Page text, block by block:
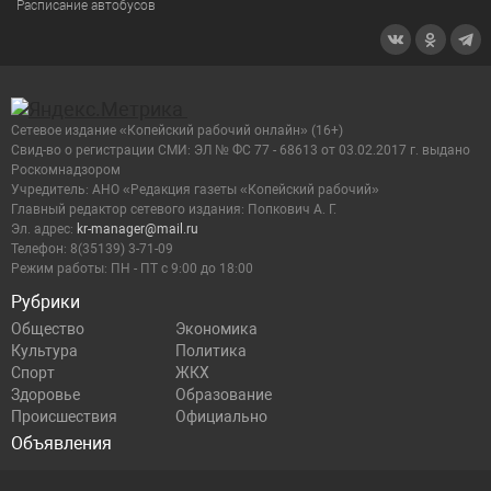
Расписание автобусов
Рубрики
Общество
Экономика
Культура
Политика
Спорт
ЖКХ
Здоровье
Образование
Происшествия
Официально
Объявления
Сетевое издание «Копейский рабочий онлайн» (16+)
Cвид-во о регистрации СМИ: ЭЛ № ФС 77 - 68613 от 03.02.2017 г. выдано
Роскомнадзором
Учредитель: АНО «Редакция газеты «Копейский рабочий»
Главный редактор сетевого издания: Попкович А. Г.
Эл. адрес: kr-manager@mail.ru
Телефон: 8(35139) 3-71-09
Режим работы: ПН - ПТ с 9:00 до 18:00